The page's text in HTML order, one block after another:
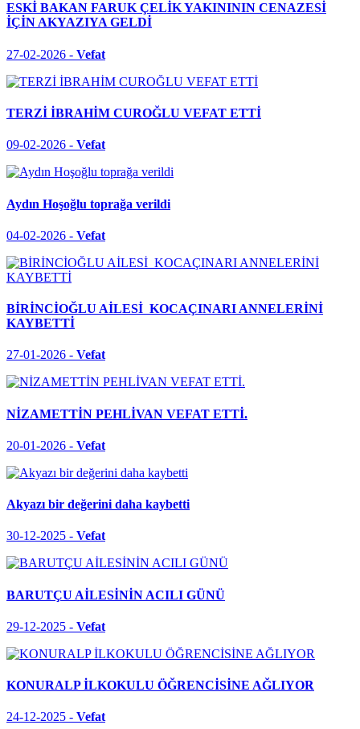
ESKİ BAKAN FARUK ÇELİK YAKINININ CENAZESİ
İÇİN AKYAZIYA GELDİ
27-02-2026 - Vefat
TERZİ İBRAHİM CUROĞLU VEFAT ETTİ
09-02-2026 - Vefat
Aydın Hoşoğlu toprağa verildi
04-02-2026 - Vefat
BİRİNCİOĞLU AİLESİ KOCAÇINARI ANNELERİNİ
KAYBETTİ
27-01-2026 - Vefat
NİZAMETTİN PEHLİVAN VEFAT ETTİ.
20-01-2026 - Vefat
Akyazı bir değerini daha kaybetti
30-12-2025 - Vefat
BARUTÇU AİLESİNİN ACILI GÜNÜ
29-12-2025 - Vefat
KONURALP İLKOKULU ÖĞRENCİSİNE AĞLIYOR
24-12-2025 - Vefat